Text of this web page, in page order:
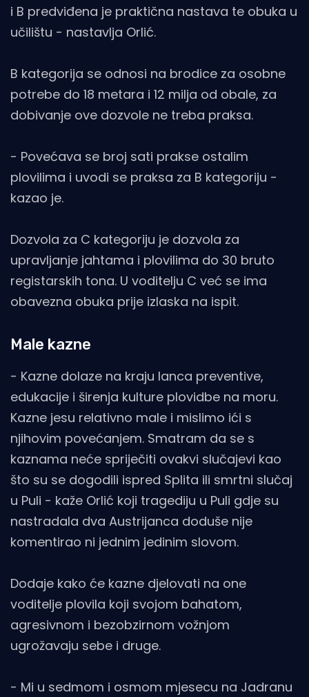
i B predviđena je praktična nastava te obuka u
učilištu - nastavlja Orlić.
B kategorija se odnosi na brodice za osobne
potrebe do 18 metara i 12 milja od obale, za
dobivanje ove dozvole ne treba praksa.
- Povećava se broj sati prakse ostalim
plovilima i uvodi se praksa za B kategoriju -
kazao je.
Dozvola za C kategoriju je dozvola za
upravljanje jahtama i plovilima do 30 bruto
registarskih tona. U voditelju C već se ima
obavezna obuka prije izlaska na ispit.
Male kazne
- Kazne dolaze na kraju lanca preventive,
edukacije i širenja kulture plovidbe na moru.
Kazne jesu relativno male i mislimo ići s
njihovim povećanjem. Smatram da se s
kaznama neće spriječiti ovakvi slučajevi kao
što su se dogodili ispred Splita ili smrtni slučaj
u Puli - kaže Orlić koji tragediju u Puli gdje su
nastradala dva Austrijanca doduše nije
komentirao ni jednim jedinim slovom.
Dodaje kako će kazne djelovati na one
voditelje plovila koji svojom bahatom,
agresivnom i bezobzirnom vožnjom
ugrožavaju sebe i druge.
- Mi u sedmom i osmom mjesecu na Jadranu